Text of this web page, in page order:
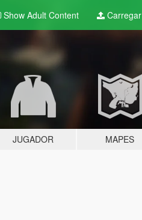
Show Adult Content Carregar
JUGADOR MAPES